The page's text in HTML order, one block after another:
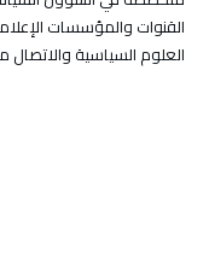
القنوات والمؤسسات
العلوم السياسية والاتصال